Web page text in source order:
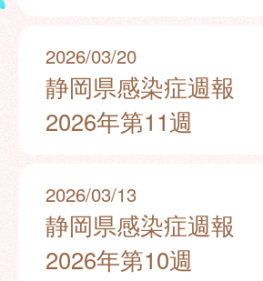
2026/03/20
静岡県感染症週報
2026年第11週
2026/03/13
静岡県感染症週報
2026年第10週